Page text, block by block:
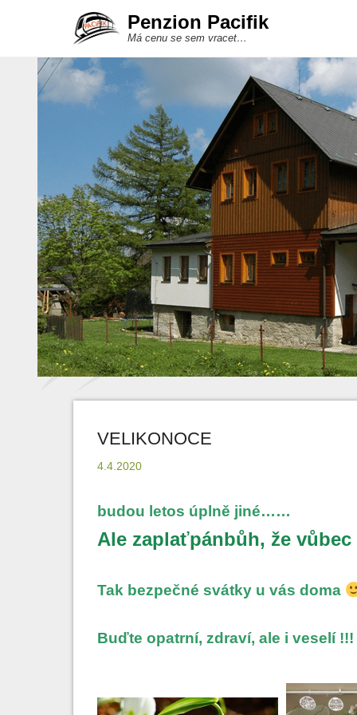
Penzion Pacifik
Má cenu se sem vracet…
VELIKONOCE
4.4.2020
budou letos úplně jiné……
Ale zaplaťpánbůh, že
Tak bezpečné svátky u vás doma
Buďte opatrní, zdraví, ale i veselí !!!